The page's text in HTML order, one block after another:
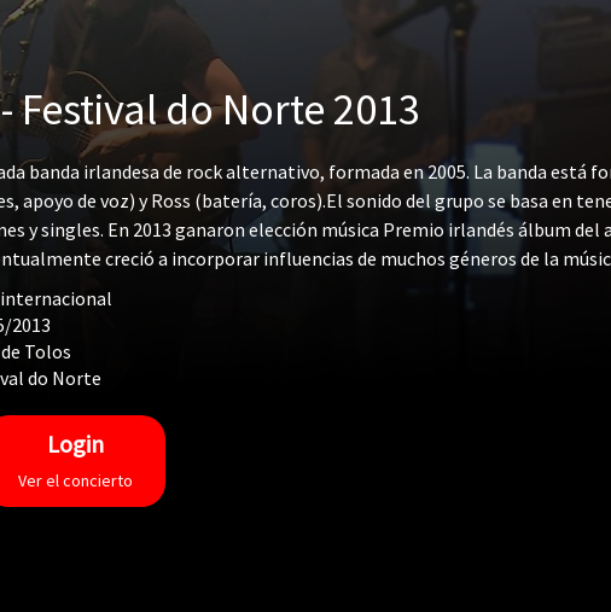
Festival do Norte 2013
banda irlandesa de rock alternativo, formada en 2005. La banda
apoyo de voz) y Ross (batería, coros).El sonido del grupo se basa en
y singles. En 2013 ganaron elección música Premio irlandés álbum
creció a incorporar influencias de muchos géneros de la
cinco álbumes aclamados por la crítica; en amor de 2007 con detalle
desunidos y noche se convierte en luz de 2014.
internacional
2013
Tolos
do Norte
Login
Ver el concierto